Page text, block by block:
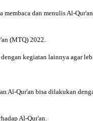
dan menulis Al-
(MTQ) 2022.
kegiatan lainnya agar
Qur'an bisa dilakukan
Al-Qur'an.